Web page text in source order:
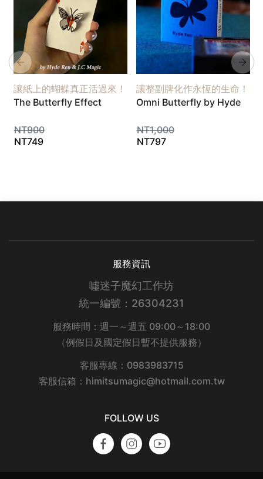
讓紙上的蝴蝶真正活過來！
The Butterfly Effect
NT900
NT749
讓整副牌化作永恆的生命！
Omni Butterfly by Hyde
NT1,000
NT797
服務資訊
噓迷子魔幻工作坊
統一編號：26304231
服務時間：週一～週五 09:00～18:00
（例假日及國定假日暫不提供服務）
客服專線：0983983715
客服信箱：himitsumagic@hotmail.com.tw
FOLLOW US